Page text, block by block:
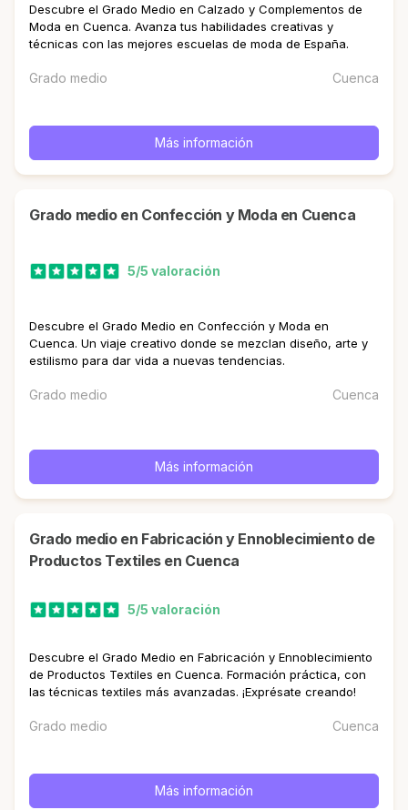
Descubre el Grado Medio en Calzado y Complementos de
Moda en Cuenca. Avanza tus habilidades creativas y
técnicas con las mejores escuelas de moda de España.
Grado medio Cuenca
Más información
Grado medio en Confección y Moda en Cuenca
5/5 valoración
Descubre el Grado Medio en Confección y Moda en
Cuenca. Un viaje creativo donde se mezclan diseño, arte y
estilismo para dar vida a nuevas tendencias.
Grado medio Cuenca
Más información
Grado medio en Fabricación y Ennoblecimiento de
Productos Textiles en Cuenca
5/5 valoración
Descubre el Grado Medio en Fabricación y Ennoblecimiento
de Productos Textiles en Cuenca. Formación práctica, con
las técnicas textiles más avanzadas. ¡Exprésate creando!
Grado medio Cuenca
Más información